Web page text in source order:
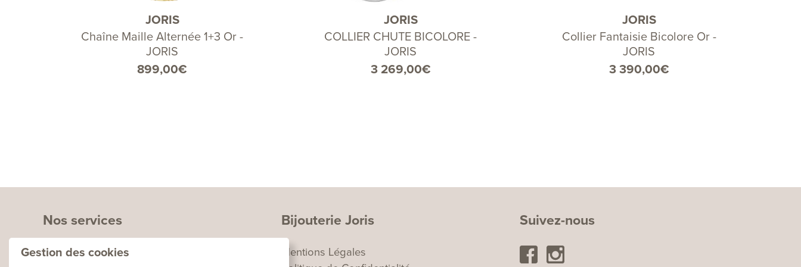
JORIS
Chaîne Maille Alternée 1+3 Or -
JORIS
899,00€
JORIS
COLLIER CHUTE BICOLORE -
JORIS
3 269,00€
JORIS
Collier Fantaisie Bicolore Or -
JORIS
3 390,00€
Nos services
Boutique en Ligne
Bijouterie Joris
Mentions Légales
Suivez-nous
Gestion des cookies